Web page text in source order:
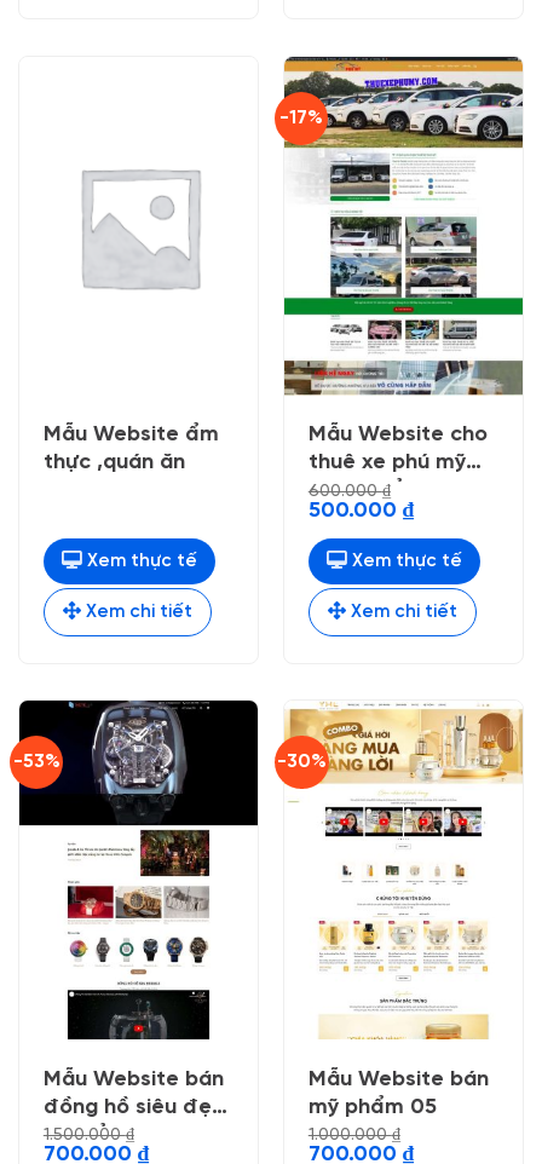
Mẫu Website ẩm
thực ,quán ăn
Xem thực tế
Xem chi tiết
-17%
Mẫu Website cho
thuê xe phú mỹ
nhẹ chuẩn seo
600.000₫
Giá
gốc
là:
600.000 ₫.
500.000 ₫Giá
hiện
tại
là:
500.000 ₫.
Xem thực tế
Xem chi tiết
-53%
Mẫu Website bán
đồng hồ siêu đẹp
, chuẩn seo
1.500.000₫
Giá
700.000 ₫Giá
-30%
Mẫu Website bán
mỹ phẩm 05
1.000.000₫
Giá
700.000 ₫Giá